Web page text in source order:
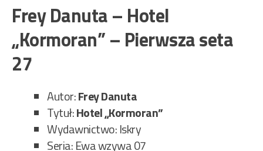
Frey Danuta – Hotel
„Kormoran” – Pierwsza seta
27
Autor:Frey Danuta
Tytuł:Hotel „Kormoran”
Wydawnictwo: Iskry
Seria: Ewa wzywa 07